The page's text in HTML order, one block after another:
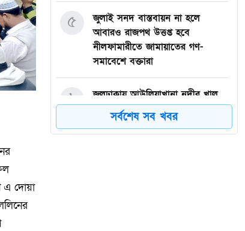
এ দোয়া
জুলাই সনদ বাস্তবায়ন না হলে
আবারও রাজপথ উত্তপ্ত হবে
নীলফামারীতে জামায়াতের গণ-
সমাবেশে বক্তারা
৫
জলঢাকায় আউলিয়াখানা নদীর খাল
খননের দাবিতে মানববন্ধন
৬
সর্বশেষ সব খবর